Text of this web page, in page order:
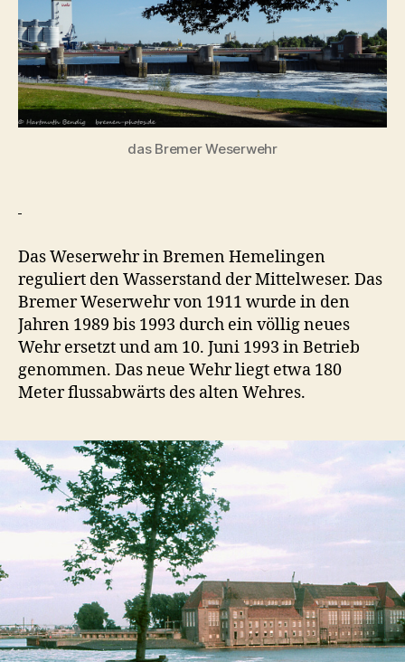
das Bremer Weserwehr
Das Weserwehr in Bremen Hemelingen
reguliert den Wasserstand der Mittelweser. Das
Bremer Weserwehr von 1911 wurde in den
Jahren 1989 bis 1993 durch ein völlig neues
Wehr ersetzt und am 10. Juni 1993 in Betrieb
genommen. Das neue Wehr liegt etwa 180
Meter flussabwärts des alten Wehres.